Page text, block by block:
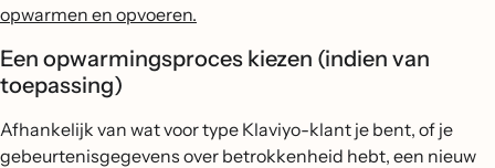
opwarmen en opvoeren.
Een opwarmingsproces kiezen (indien van
toepassing)
Afhankelijk van wat voor type Klaviyo-klant je bent, of je
gebeurtenisgegevens over betrokkenheid hebt, een nieuw